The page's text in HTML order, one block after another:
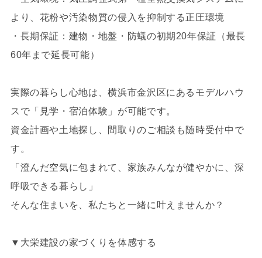
より、花粉や汚染物質の侵入を抑制する正圧環境
・長期保証：建物・地盤・防蟻の初期20年保証（最長
60年まで延長可能）
実際の暮らし心地は、横浜市金沢区にあるモデルハウ
スで「見学・宿泊体験」が可能です。
資金計画や土地探し、間取りのご相談も随時受付中で
す。
「澄んだ空気に包まれて、家族みんなが健やかに、深
呼吸できる暮らし」
そんな住まいを、私たちと一緒に叶えませんか？
▼大栄建設の家づくりを体感する